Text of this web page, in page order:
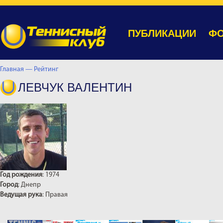
ПУБЛИКАЦИИ
Главная — Рейтинг
ЛЕВЧУК ВАЛЕНТИН
Год рождения: 1974
Город: Днепр
Ведущая рука: Правая